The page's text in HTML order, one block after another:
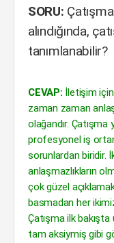
SORU:
alındığında,
tanımlanabilir?
CEVAP: İletişim
zaman zaman
olağandır. Çatışma
profesyonel iş
sorunlardan biridir.
anlaşmazlıkların
çok güzel
basmadan her
Çatışma ilk bakışta
tam aksiymiş gibi